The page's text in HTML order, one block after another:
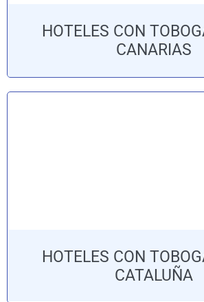
HOTELES CON
CANARIAS
HOTELES CON
CATALUÑA